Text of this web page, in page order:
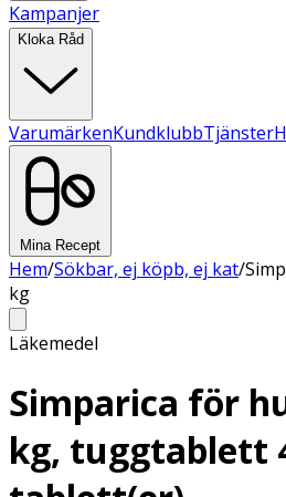
Kampanjer
Kloka Råd
VarumärkenKundklubbTjänster
Mina Recept
Hem/Sökbar, ej köpb, ej kat/
kg
Läkemedel
Simparica för
kg, tuggtablett